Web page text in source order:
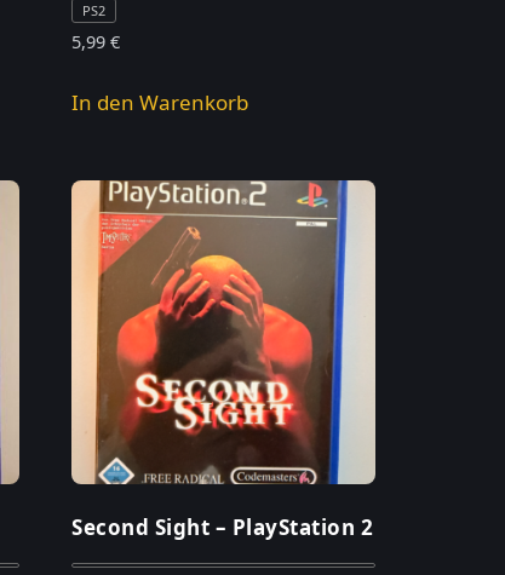
PS2
5,99€
In den Warenkorb
Second Sight – PlayStation 2